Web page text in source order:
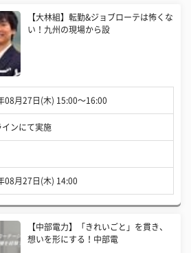
【大林組】転勤&ジョブローテは怖くな
い！九州の現場から設
08月27日(木) 15:00〜16:00
インにて実施
08月27日(木) 14:00
【中部電力】「きれいごと」を貫き、
想いを形にする！中部電